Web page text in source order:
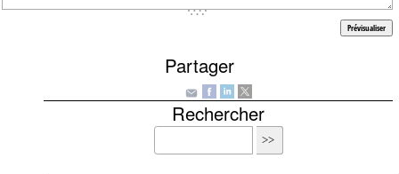
Partager
Rechercher